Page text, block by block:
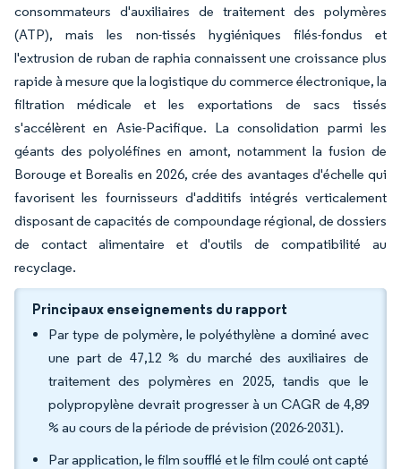
consommateurs d'auxiliaires de traitement des polymères
(ATP), mais les non-tissés hygiéniques filés-fondus et
l'extrusion de ruban de raphia connaissent une croissance plus
rapide à mesure que la logistique du commerce électronique, la
filtration médicale et les exportations de sacs tissés
s'accélèrent en Asie-Pacifique. La consolidation parmi les
géants des polyoléfines en amont, notamment la fusion de
Borouge et Borealis en 2026, crée des avantages d'échelle qui
favorisent les fournisseurs d'additifs intégrés verticalement
disposant de capacités de compoundage régional, de dossiers
de contact alimentaire et d'outils de compatibilité au
recyclage.
Principaux enseignements du rapport
Par type de polymère, le polyéthylène a dominé avec
une part de 47,12 % du marché des auxiliaires de
traitement des polymères en 2025, tandis que le
polypropylène devrait progresser à un CAGR de 4,89
% au cours de la période de prévision (2026-2031).
Par application, le film soufflé et le film coulé ont capté